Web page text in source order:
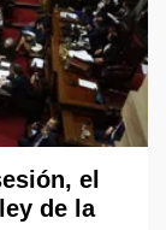
el
de la